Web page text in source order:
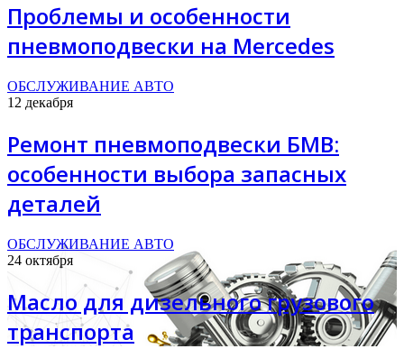
Проблемы и особенности
пневмоподвески на Mercedes
ОБСЛУЖИВАНИЕ АВТО
12 декабря
Ремонт пневмоподвески БМВ:
особенности выбора запасных
деталей
ОБСЛУЖИВАНИЕ АВТО
24 октября
Масло для дизельного грузового
транспорта